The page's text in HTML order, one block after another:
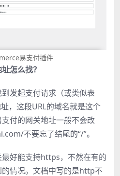
易支付插件
怎么找？
发起支付请求（或类似表
，这段URL的域名就是这个
付的网关地址一般不会改
不要忘了结尾的“/”。
好能支持https，不然在有的
情况。文档中写的是http不